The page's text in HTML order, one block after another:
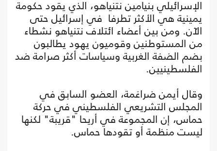
الإسرائيلي بنيامين نتنياهو، الذي يقود حكومة
يمينية هي الأكثر تطرفا في إسرائيل حتى
الآن. ومن بين أعضاء ائتلاف نتنياهو نشطاء
من المستوطنين وقوميون يهود يطالبون
بضم الضفة الغربية وسياسات أكثر صرامة ضد
الفلسطينيين.
وقال أيمن ضراغمة، العضو السابق في
المجلس التشريعي الفلسطيني في حركة
حماس، إن المجموعة في أريحا "قريبة" لكنها
ليست منظمة أو تقودها حماس.